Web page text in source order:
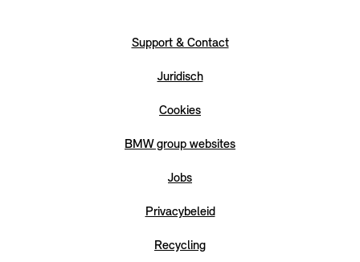
Support & Contact
Juridisch
Cookies
BMW group websites
Jobs
Privacybeleid
Recycling